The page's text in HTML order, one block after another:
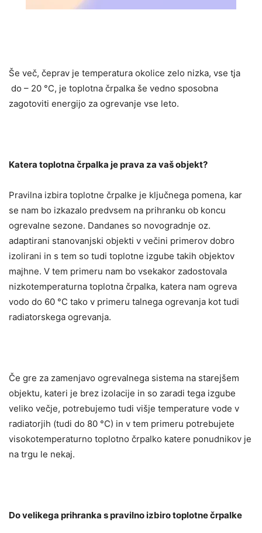
Še več, čeprav je temperatura okolice zelo nizka, vse tja
do – 20 °C, je toplotna črpalka še vedno sposobna
zagotoviti energijo za ogrevanje vse leto.
Katera toplotna črpalka je prava za vaš objekt?
Pravilna izbira toplotne črpalke je ključnega pomena, kar
se nam bo izkazalo predvsem na prihranku ob koncu
ogrevalne sezone. Dandanes so novogradnje oz.
adaptirani stanovanjski objekti v večini primerov dobro
izolirani in s tem so tudi toplotne izgube takih objektov
majhne. V tem primeru nam bo vsekakor zadostovala
nizkotemperaturna toplotna črpalka, katera nam ogreva
vodo do 60 °C tako v primeru talnega ogrevanja kot tudi
radiatorskega ogrevanja.
Če gre za zamenjavo ogrevalnega sistema na starejšem
objektu, kateri je brez izolacije in so zaradi tega izgube
veliko večje, potrebujemo tudi višje temperature vode v
radiatorjih (tudi do 80 °C) in v tem primeru potrebujete
visokotemperaturno toplotno črpalko katere ponudnikov je
na trgu le nekaj.
Do velikega prihranka s pravilno izbiro toplotne črpalke